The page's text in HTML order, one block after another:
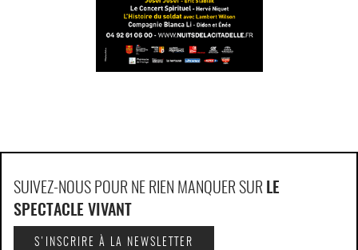
SUIVEZ-NOUS POUR NE RIEN MANQUER SUR LE
SPECTACLE VIVANT
S'INSCRIRE À LA NEWSLETTER